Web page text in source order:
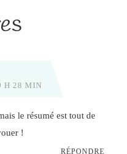
H 28 MIN
le résumé est tout de
!
RÉPONDRE